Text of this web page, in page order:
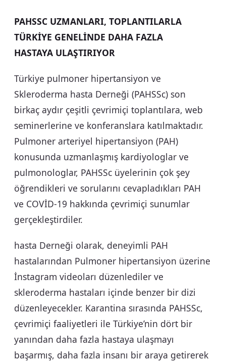
PAHSSC UZMANLARI, TOPLANTILARLA
TÜRKİYE GENELİNDE DAHA FAZLA
HASTAYA ULAŞTIRIYOR
Türkiye pulmoner hipertansiyon ve
Skleroderma hasta Derneği (PAHSSc) son
birkaç aydır çeşitli çevrimiçi toplantılara, web
seminerlerine ve konferanslara katılmaktadır.
Pulmoner arteriyel hipertansiyon (PAH)
konusunda uzmanlaşmış kardiyologlar ve
pulmonologlar, PAHSSc üyelerinin çok şey
öğrendikleri ve sorularını cevapladıkları PAH
ve COVİD-19 hakkında çevrimiçi sunumlar
gerçekleştirdiler.
hasta Derneği olarak, deneyimli PAH
hastalarından Pulmoner hipertansiyon üzerine
İnstagram videoları düzenlediler ve
skleroderma hastaları içinde benzer bir dizi
düzenleyecekler. Karantina sırasında PAHSSc,
çevrimiçi faaliyetleri ile Türkiye’nin dört bir
yanından daha fazla hastaya ulaşmayı
başarmış, daha fazla insanı bir araya getirerek